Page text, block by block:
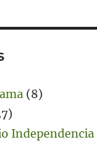
(8)
Independencia